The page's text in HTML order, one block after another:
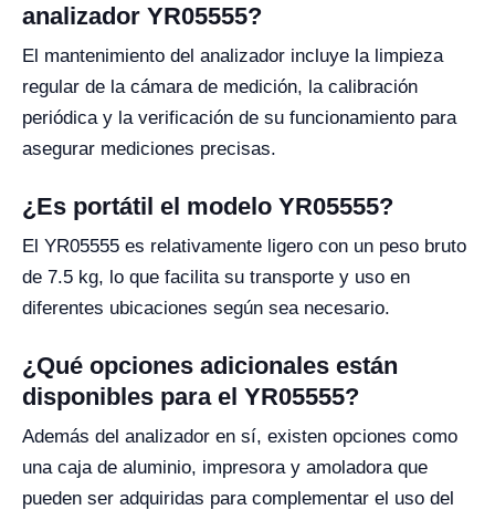
analizador YR05555?
El mantenimiento del analizador incluye la limpieza
regular de la cámara de medición, la calibración
periódica y la verificación de su funcionamiento para
asegurar mediciones precisas.
¿Es portátil el modelo YR05555?
El YR05555 es relativamente ligero con un peso bruto
de 7.5 kg, lo que facilita su transporte y uso en
diferentes ubicaciones según sea necesario.
¿Qué opciones adicionales están
disponibles para el YR05555?
Además del analizador en sí, existen opciones como
una caja de aluminio, impresora y amoladora que
pueden ser adquiridas para complementar el uso del